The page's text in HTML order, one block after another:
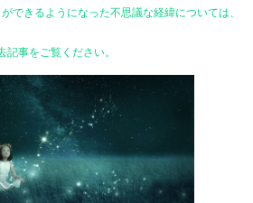
できるようになった不思議な経緯については、
記事をご覧ください。